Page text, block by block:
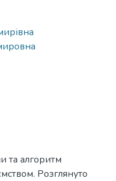
та алгоритм
Розглянуто